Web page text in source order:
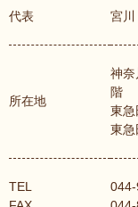
代表 宮
所在地
神奈
階
東急
東急
TEL